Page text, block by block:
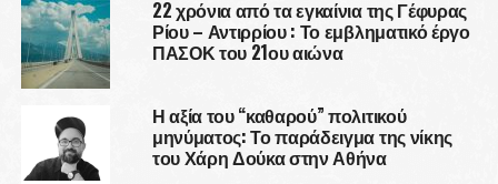
22 χρόνια από τα εγκαίνια της Γέφυρας
Ρίου – Αντιρρίου : Το εμβληματικό έργο
ΠΑΣΟΚ του 21ου αιώνα
Η αξία του “καθαρού” πολιτικού
μηνύματος: Το παράδειγμα της νίκης
του Χάρη Δούκα στην Αθήνα